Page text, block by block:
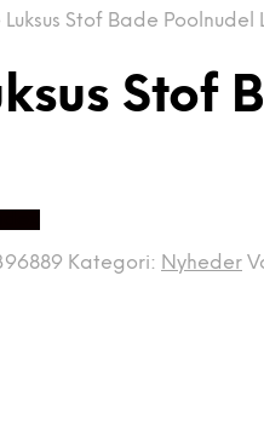
Luksus Stof Bade Poolnudel
Stof
Kategori: Nyheder